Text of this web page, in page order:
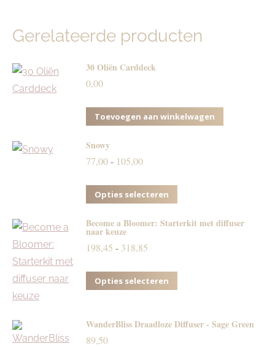
Gerelateerde producten
30 Oliën Carddeck
0,00
Toevoegen aan winkelwagen
Snowy
77,00- 105,00Prijsklasse:
tot
Opties selecteren
heeft
gekozen
Become a Bloomer: Starterkit met diffuser
naar keuze
198,45 - 318,85
tot
Opties selecteren
meerdere
WanderBliss Draadloze Diffuser - Sage Green
89,50